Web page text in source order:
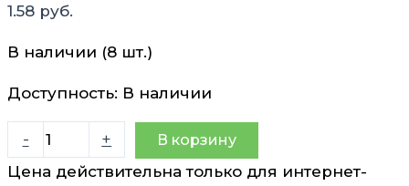
1.58 руб.
В наличии (8 шт.)
Доступность: В наличии
-
Количество
товара
+ В корзину
Цена действительна только для интернет-